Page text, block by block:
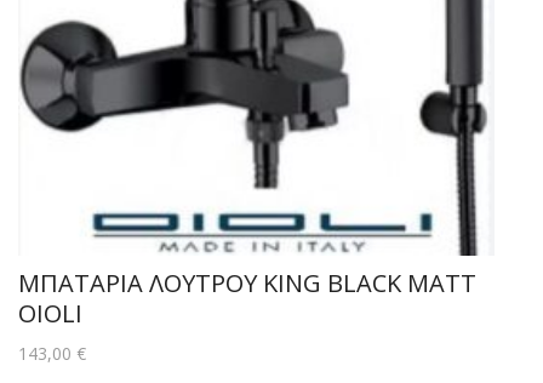
ΜΠΑΤΑΡΙΑ ΛΟΥΤΡΟΥ KING BLACK MATT
OIOLI
143,00 €